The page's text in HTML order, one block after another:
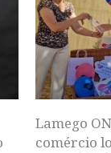
Lamego
comércio